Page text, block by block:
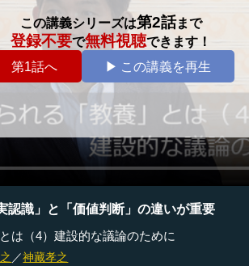
この講義シリーズは第2話まで
登録不要で無料視聴できます！
第1話へ
▶ この講義を再生
認識」と「価値判断」の違いが重要
は（4）建設的な議論のために
／神藏孝之